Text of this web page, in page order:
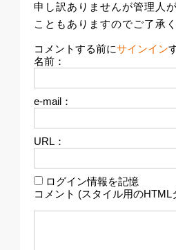
申し訳ありませんが管理人
こともありますのでご了承
コメントする前にサインイン
名前：
e-mail：
URL：
ログイン情報を記憶
コメント (スタイル用のHTML